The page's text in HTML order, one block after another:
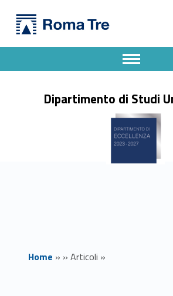
Ammessi alla prova orale per n.3 posti per il corso di dottorato- curriculum italianistica - Dipartimento di Studi Umanistici
Dipartimento di Studi
Apri il menu secondario
Header info sidebar
Home » » Articoli »